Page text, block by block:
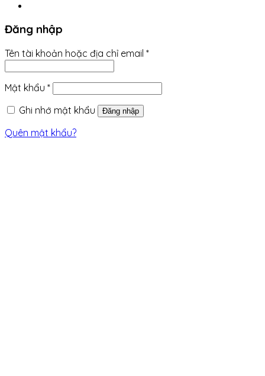
Đăng nhập
Tên tài khoản hoặc địa chỉ email *
Mật khẩu *
Ghi nhớ mật khẩu
Đăng nhập
Quên mật khẩu?